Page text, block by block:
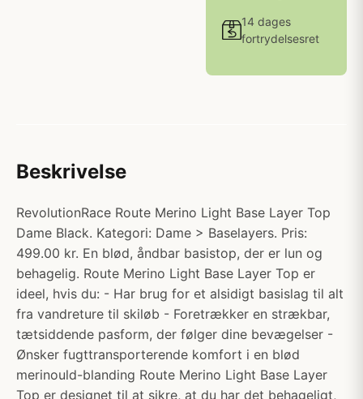
14 dages
fortrydelsesret
Beskrivelse
RevolutionRace Route Merino Light Base Layer Top
Dame Black. Kategori: Dame > Baselayers. Pris:
499.00 kr. En blød, åndbar basistop, der er lun og
behagelig. Route Merino Light Base Layer Top er
ideel, hvis du: - Har brug for et alsidigt basislag til alt
fra vandreture til skiløb - Foretrækker en strækbar,
tætsiddende pasform, der følger dine bevægelser -
Ønsker fugttransporterende komfort i en blød
merinould-blanding Route Merino Light Base Layer
Top er designet til at sikre, at du har det behageligt,